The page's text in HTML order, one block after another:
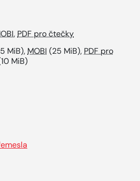
, PDF pro čtečky
MiB), MOBI (25 MiB), PDF pro
MiB)